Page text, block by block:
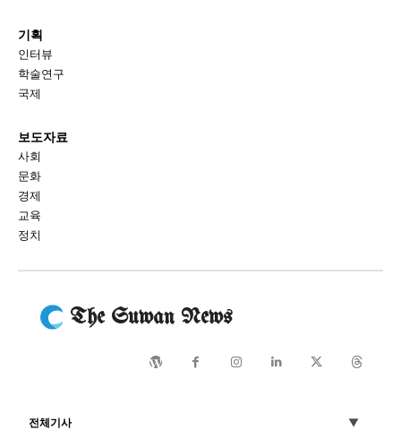
기획
인터뷰
학술연구
국제
보도자료
사회
문화
경제
교육
정치
The Suwan News
전체기사